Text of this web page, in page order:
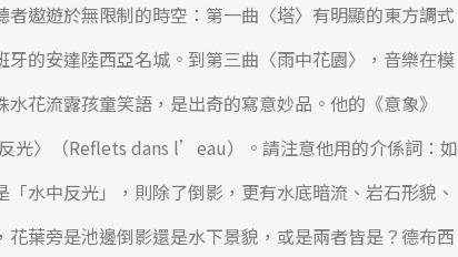
遨遊於無限制的時空：第一曲〈塔〉有明顯的東方調式
的安達陸西亞名城。到第三曲〈雨中花園〉，音樂在模
花流露孩童笑語，是出奇的寫意妙品。他的《意象》
光〉（Reflets dans l’eau）。請注意他用的介係詞：如
水中反光」，則除了倒影，更有水底暗流、岩石形貌、
葉旁是池邊倒影還是水下景貌，或是兩者皆是？德布西